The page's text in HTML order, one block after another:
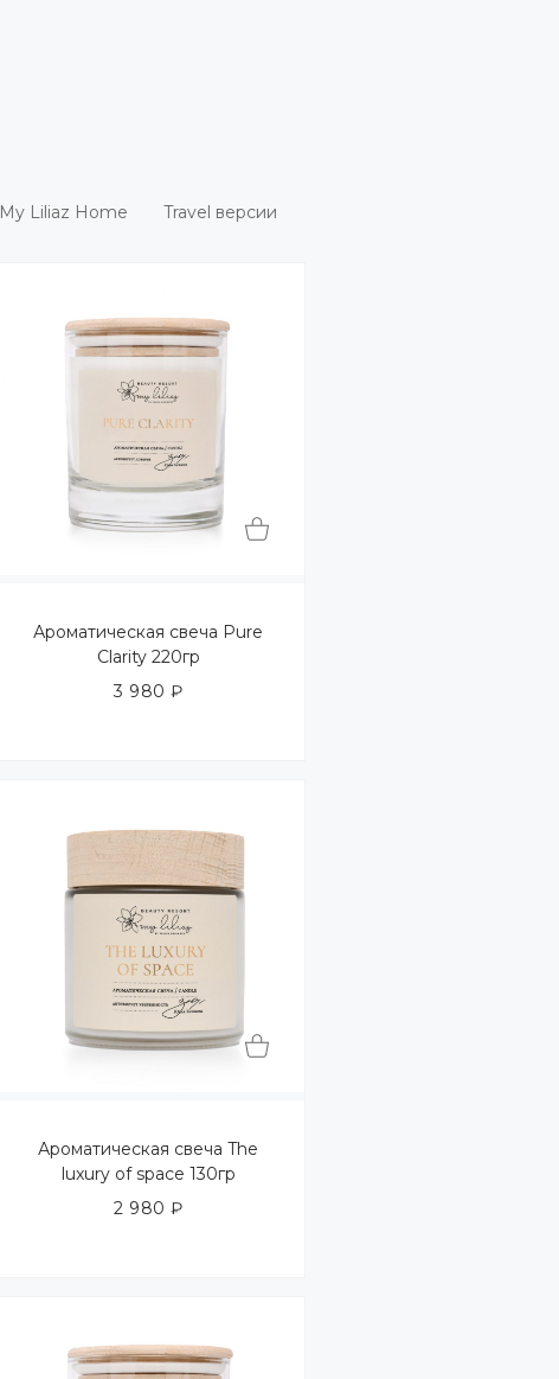
My Liliaz Home Travel версии
Ароматическая свеча Pure
Clarity 220гр
3 980₽
Ароматическая свеча The
luxury of space 130гр
2 980₽